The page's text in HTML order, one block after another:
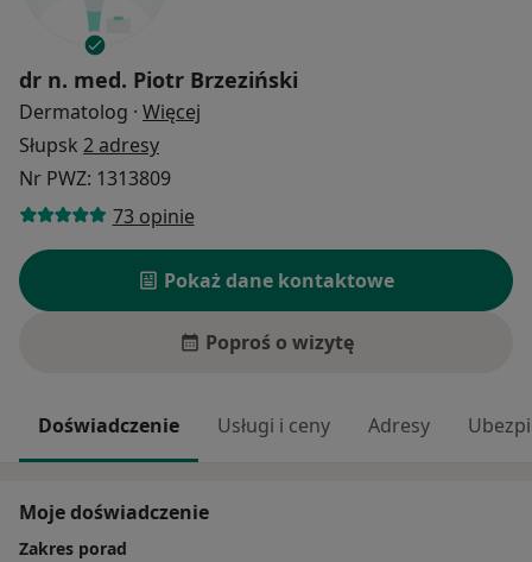
dr n. med. Piotr Brzeziński
Dermatolog · Więcej
Słupsk 2 adresy
Nr PWZ: 1313809
73 opinie
Pokaż dane kontaktowe
Poproś o wizytę
Doświadczenie Usługi i ceny Adresy
Moje doświadczenie
Zakres porad